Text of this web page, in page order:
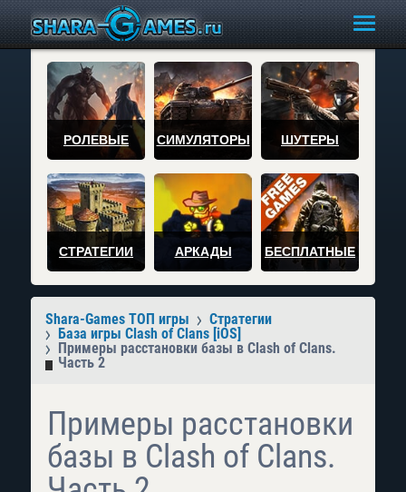
РОЛЕВЫЕ СИМУЛЯТОРЫ ШУТЕРЫ
СТРАТЕГИИ АРКАДЫ БЕСПЛАТНЫЕ
Shara-Games ТОП игры
Стратегии
База игры Clash of Clans [iOS]
Примеры расстановки базы в Clash of Clans.
Часть 2
Примеры расстановки
базы в Clash of Clans.